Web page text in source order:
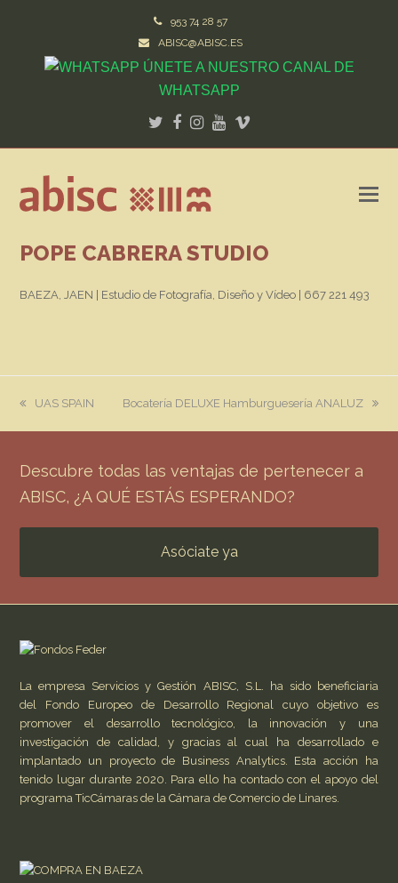
953 74 28 57
ABISC@ABISC.ES
ÚNETE A NUESTRO CANAL DE
WHATSAPP
Twitter
Facebook
Instagram
Youtube
Vimeo
POPE CABRERA STUDIO
BAEZA, JAEN | Estudio de Fotografía, Diseño y Vídeo | 667 221 493
previous
UAS SPAIN
next
Bocatería DELUXE Hamburguesería ANALUZ
Descubre todas las ventajas de pertenecer a
ABISC, ¿A QUÉ ESTÁS ESPERANDO?
Asóciate ya
La empresa Servicios y Gestión ABISC, S.L. ha sido beneficiaria
del Fondo Europeo de Desarrollo Regional cuyo objetivo es
promover el desarrollo tecnológico, la innovación y una
investigación de calidad, y gracias al cual ha desarrollado e
implantado un proyecto de Business Analytics. Esta acción ha
tenido lugar durante 2020. Para ello ha contado con el apoyo del
programa TicCámaras de la Cámara de Comercio de Linares.